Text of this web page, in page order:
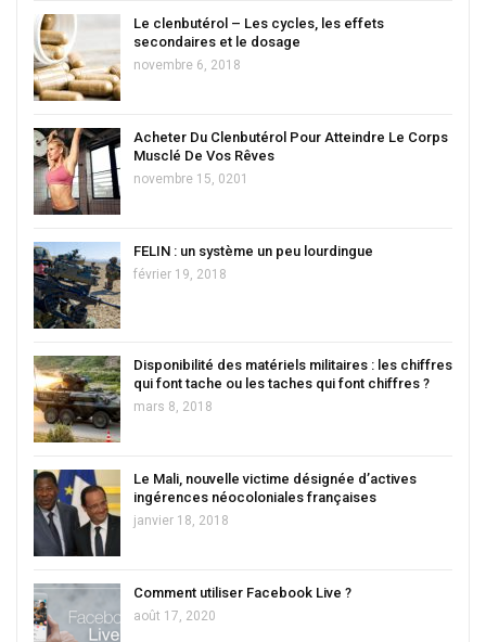
Le clenbutérol – Les cycles, les effets
secondaires et le dosage
novembre 6, 2018
Acheter Du Clenbutérol Pour Atteindre Le Corps
Musclé De Vos Rêves
novembre 15, 0201
FELIN : un système un peu lourdingue
février 19, 2018
Disponibilité des matériels militaires : les chiffres
qui font tache ou les taches qui font chiffres ?
mars 8, 2018
Le Mali, nouvelle victime désignée d’actives
ingérences néocoloniales françaises
janvier 18, 2018
Comment utiliser Facebook Live ?
août 17, 2020